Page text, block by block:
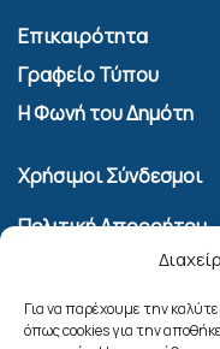
Για να παρέχουμε την
όπως cookies για την
Επικαιρότητα
Γραφείο Τύπου
Η Φωνή του Δημότη
Χρήσιμοι Σύνδεσμοι
Πολιτική Απορρήτου
Όροι Χρήσης
Πολιτική Cookies (ΕΕ)